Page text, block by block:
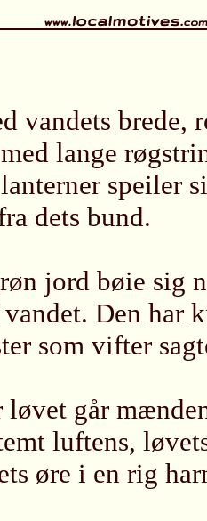
vandets
lange
speiler
dets bund.
jord bøie sig
Den har
som vifter
løvet går
luftens,
øre i en rig